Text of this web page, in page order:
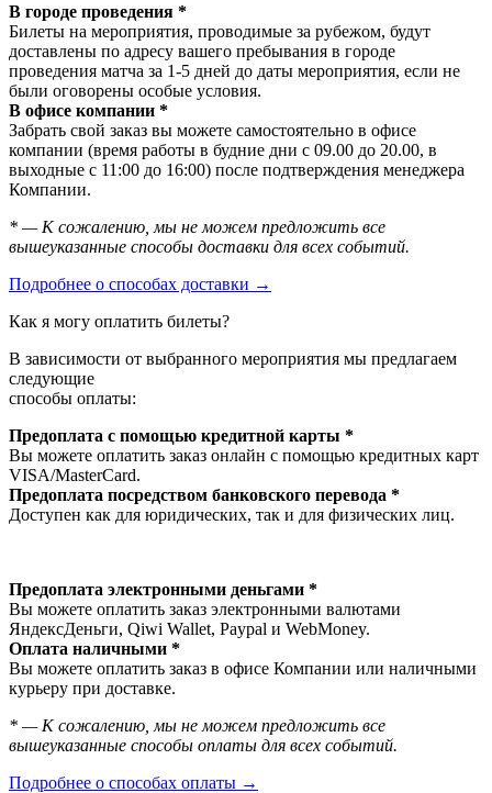
В городе проведения *
Билеты на мероприятия, проводимые за рубежом, будут
доставлены по адресу вашего пребывания в городе
проведения матча за 1-5 дней до даты мероприятия, если не
были оговорены особые условия.
В офисе компании *
Забрать свой заказ вы можете самостоятельно в офисе
компании (время работы в будние дни с 09.00 до 20.00, в
выходные с 11:00 до 16:00) после подтверждения менеджера
Компании.
* — К сожалению, мы не можем предложить все
вышеуказанные способы доставки для всех событий.
Подробнее о способах доставки →
Как я могу оплатить билеты?
В зависимости от выбранного мероприятия мы предлагаем
следующие
способы оплаты:
Предоплата с помощью кредитной карты *
Вы можете оплатить заказ онлайн с помощью кредитных карт
VISA/MasterСard.
Предоплата посредством банковского перевода *
Доступен как для юридических, так и для физических лиц.
Предоплата электронными деньгами *
Вы можете оплатить заказ электронными валютами
ЯндексДеньги, Qiwi Wallet, Paypal и WebMoney.
Оплата наличными *
Вы можете оплатить заказ в офисе Компании или наличными
курьеру при доставке.
* — К сожалению, мы не можем предложить все
вышеуказанные способы оплаты для всех событий.
Подробнее о способах оплаты →